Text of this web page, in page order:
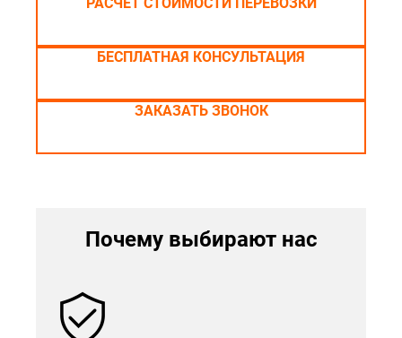
БЕСПЛАТНАЯ КОНСУЛЬТАЦИЯ
ЗАКАЗАТЬ ЗВОНОК
Почему выбирают нас